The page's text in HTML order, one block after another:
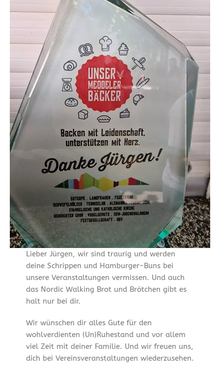
Lieber Jürgen, wir sind traurig und werden
deine Schrippen und Hamburger-Buns bei
unsere Veranstaltungen vermissen. Und auch
das Nordic Walking Brot und Brötchen gibt es
halt nur bei dir.
Wir wünschen dir alles Gute für den
wohlverdienten (Un)Ruhestand und vor allem
viel Zeit mit deiner Familie. Und wir freuen uns,
dich bei Vereinsveranstaltungen wiederzusehen.